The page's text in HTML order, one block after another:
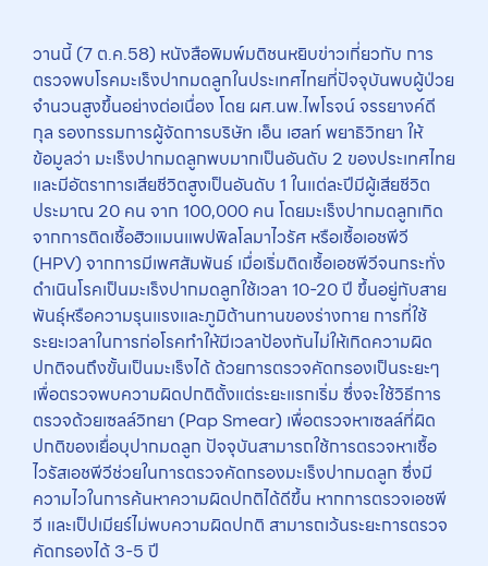
วานนี้ (7 ต.ค.58) หนังสือพิมพ์มติชนหยิบข่าวเกี่ยวกับ การ
ตรวจพบโรคมะเร็งปากมดลูกในประเทศไทยที่ปัจจุบันพบผู้ป่วย
จำนวนสูงขึ้นอย่างต่อเนื่อง โดย ผศ.นพ.ไพโรจน์ จรรยางค์ดี
กุล รองกรรมการผู้จัดการบริษัท เอ็น เฮลท์ พยาธิวิทยา ให้
ข้อมูลว่า มะเร็งปากมดลูกพบมากเป็นอันดับ 2 ของประเทศไทย
และมีอัตราการเสียชีวิตสูงเป็นอันดับ 1 ในแต่ละปีมีผู้เสียชีวิต
ประมาณ 20 คน จาก 100,000 คน โดยมะเร็งปากมดลูกเกิด
จากการติดเชื้อฮิวแมนแพปพิลโลมาไวรัศ หรือเชื้อเอชพีวี
(HPV) จากการมีเพศสัมพันธ์ เมื่อเริ่มติดเชื้อเอชพีวีจนกระทั่ง
ดำเนินโรคเป็นมะเร็งปากมดลูกใช้เวลา 10-20 ปี ขึ้นอยู่กับสาย
พันธุ์หรือความรุนแรงและภูมิต้านทานของร่างกาย การที่ใช้
ระยะเวลาในการก่อโรคทำให้มีเวลาป้องกันไม่ให้เกิดความผิด
ปกติจนถึงขั้นเป็นมะเร็งได้ ด้วยการตรวจคัดกรองเป็นระยะๆ
เพื่อตรวจพบความผิดปกติตั้งแต่ระยะแรกเริ่ม ซึ่งจะใช้วิธีการ
ตรวจด้วยเซลล์วิทยา (Pap Smear) เพื่อตรวจหาเซลล์ที่ผิด
ปกติของเยื่อบุปากมดลูก ปัจจุบันสามารถใช้การตรวจหาเชื้อ
ไวรัสเอชพีวีช่วยในการตรวจคัดกรองมะเร็งปากมดลูก ซึ่งมี
ความไวในการค้นหาความผิดปกติได้ดีขึ้น หากการตรวจเอชพี
วี และเป็ปเมียร์ไม่พบความผิดปกติ สามารถเว้นระยะการตรวจ
คัดกรองได้ 3-5 ปี